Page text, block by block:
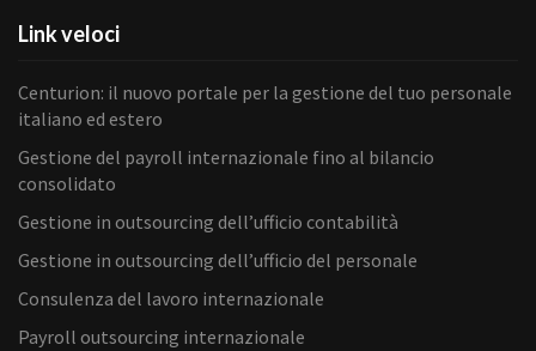
Link veloci
Centurion: il nuovo portale per la gestione del tuo personale
italiano ed estero
Gestione del payroll internazionale fino al bilancio
consolidato
Gestione in outsourcing dell’ufficio contabilità
Gestione in outsourcing dell’ufficio del personale
Consulenza del lavoro internazionale
Payroll outsourcing internazionale